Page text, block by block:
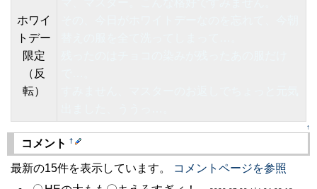
ホワイ
トデー
限定
（反
転）
↑
コメント †
最新の15件を表示しています。
コメントページを参照